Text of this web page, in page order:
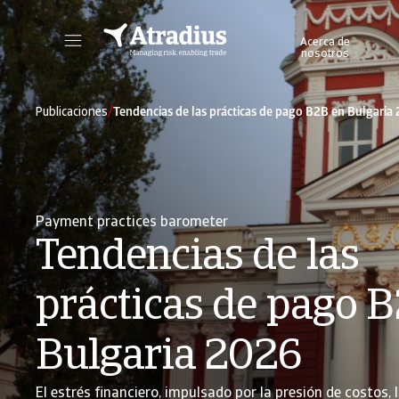
Acerca de
nosotros
Publicaciones/Tendencias de las prácticas de pago B2B en Bulgaria
Payment practices barometer
Tendencias de las
prácticas de pago
Bulgaria 2026
El estrés financiero, impulsado por la presión de costos,